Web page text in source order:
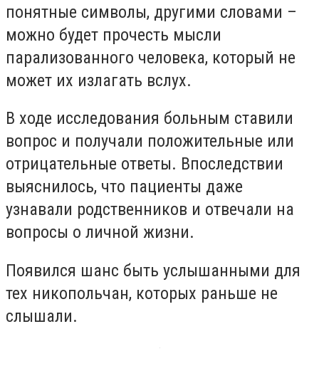
понятные символы, другими словами –
можно будет прочесть мысли
парализованного человека, который не
может их излагать вслух.
В ходе исследования больным ставили
вопрос и получали положительные или
отрицательные ответы. Впоследствии
выяснилось, что пациенты даже
узнавали родственников и отвечали на
вопросы о личной жизни.
Появился шанс быть услышанными для
тех никопольчан, которых раньше не
слышали.